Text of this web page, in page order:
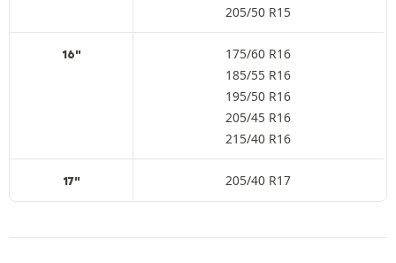
205/50 R15
16"
175/60 R16
185/55 R16
195/50 R16
205/45 R16
215/40 R16
17" 205/40 R17